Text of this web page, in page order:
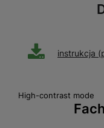
instrukcja
High-contrast mode